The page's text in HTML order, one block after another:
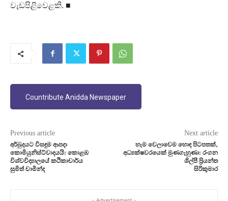
වැඩපිළිවෙළකි. ■
Countribute Anidda Newspaper
Previous article
අර්බුදයට විසඳුම ආපදා
කොමියුනිස්ට්වාදයයි: කොළඹ
විශ්වවිද්‍යාලයේ කථිකාචාර්ය
සුමිත් චාමින්ද
Next article
හැම වෙලාවෙම හොඳ පිටපතක්,
අධ්‍යක්ෂවරයෙක් මුණගැහුණා: රංගන
ශිල්පී ප්‍රියන්ත
සිරිකුමාර